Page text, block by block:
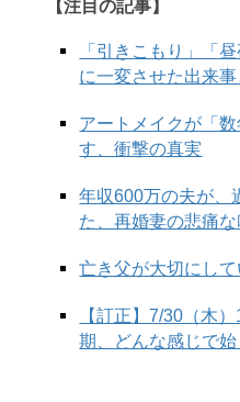
【注目の記事】
「引きこもり」「
に一変させた出来事
アートメイクが「
す、衝撃の真実
年収600万の夫が、
た、再婚妻の悲痛
亡き父が大切にし
【訂正】7/30（木
期、どんな感じで始